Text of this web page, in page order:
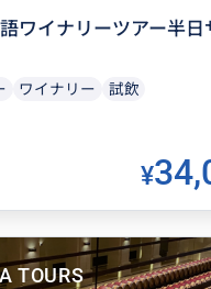
ワイナリーツアー半日
ワイナリー 試飲
¥
TOURS